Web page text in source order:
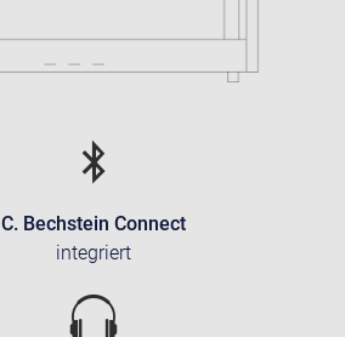
C. Bechstein Connect
integriert